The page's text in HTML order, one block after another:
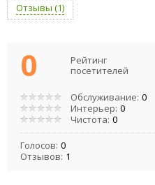
Отзывы (1)
0
Рейтинг
посетителей
Обслуживание: 0
Интерьер: 0
Чистота: 0
Голосов: 0
Отзывов: 1